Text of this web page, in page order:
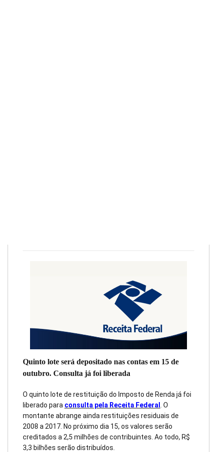
Quinto lote será depositado nas contas em 15 de
outubro. Consulta já foi liberada
O quinto lote de restituição do Imposto de Renda já foi
liberado para consulta pela Receita Federal
. O
montante abrange ainda restituições residuais de
2008 a 2017. No próximo dia 15, os valores serão
creditados a 2,5 milhões de contribuintes. Ao todo, R$
3,3 bilhões serão distribuídos.